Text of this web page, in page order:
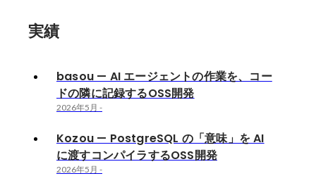
実績
basou — AI エージェントの作業を、コー
ドの隣に記録するOSS開発
2026年5月 -
Kozou — PostgreSQL の「意味」を AI
に渡すコンパイラするOSS開発
2026年5月 -